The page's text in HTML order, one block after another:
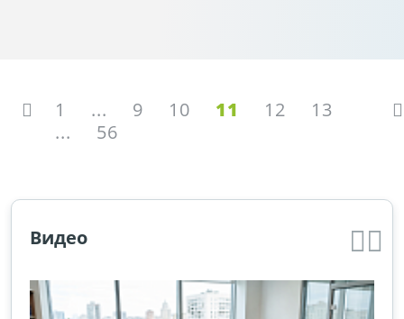
1 ... 9 10 11 12
13
...
56
Видео